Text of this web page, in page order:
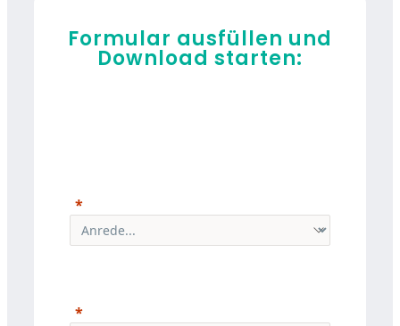
Formular ausfüllen und
Download starten: